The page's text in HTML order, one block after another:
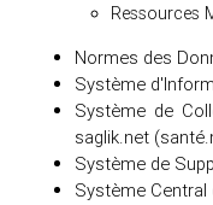
Ressources
Normes des
Système
Système de
saglik.net
Système de
Système Central